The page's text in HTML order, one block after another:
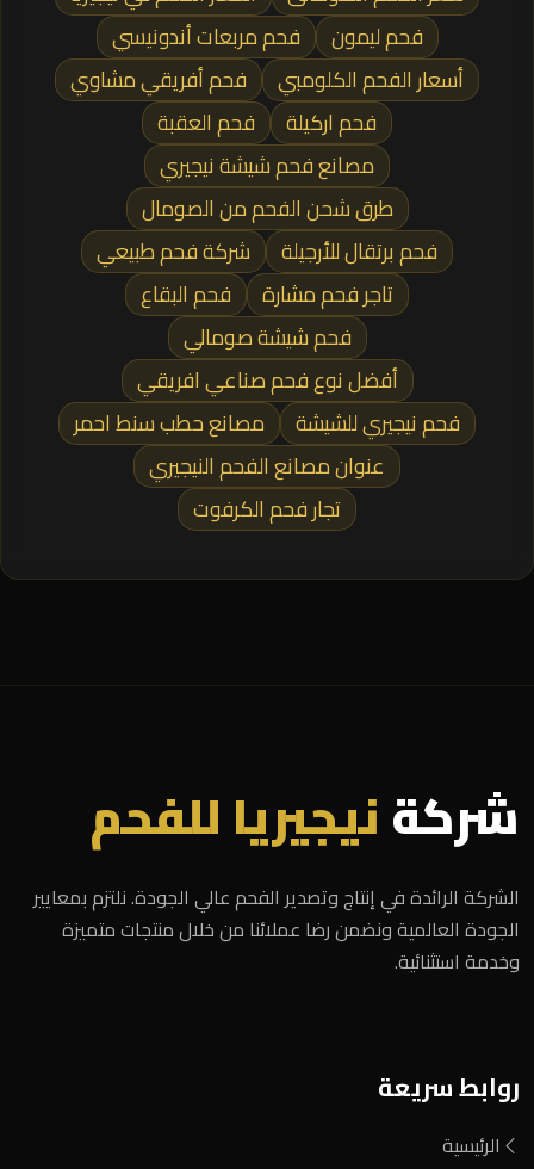
فحم ليمون
فحم مربعات أندونيسي
أسعار الفحم الكلومبي
فحم أفريقي مشاوي
فحم اركيلة
فحم العقبة
مصانع فحم شيشة نيجيري
طرق شحن الفحم من الصومال
فحم برتقال للأرجيلة
شركة فحم طبيعي
تاجر فحم مشارة
فحم البقاع
فحم شيشة صومالي
أفضل نوع فحم صناعي افريقي
فحم نيجيري للشيشة
مصانع حطب سنط احمر
عنوان مصانع الفحم النيجيري
تجار فحم الكرفوت
شركةنيجيريا للفحم
الشركة الرائدة في إنتاج وتصدير الفحم عالي الجودة. نلتزم بمعايير
الجودة العالمية ونضمن رضا عملائنا من خلال منتجات متميزة
وخدمة استثنائية.
روابط سريعة
الرئيسية